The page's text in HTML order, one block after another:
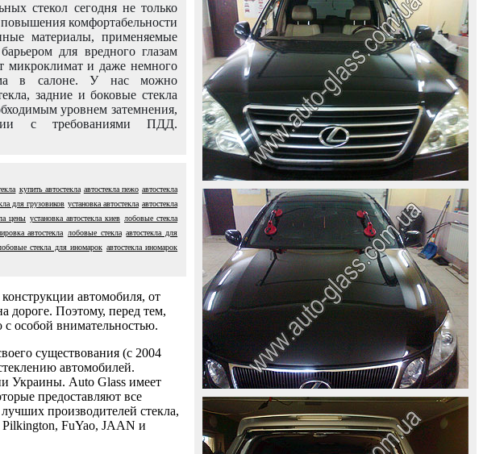
стекол сегодня не только
комфортабельности
материалы, применяемые
для вредного глазам
микроклимат и даже немного
в салоне. У нас можно
задние и боковые стекла
уровнем затемнения,
с требованиями ПДД.
купить автостекла автостекла пежо автостекла
для грузовиков установка автостекла автостекла
цены установка автостекла киев лобовые стекла
автостекла лобовые стекла автостекла для
стекла для иномарок автостекла иномарок
автомобиля, от
дороге. Поэтому, перед тем,
особой внимательностью.
существования (с 2004
автомобилей.
Украины. Auto Glass имеет
предоставляют все
производителей стекла,
Pilkington, FuYao, JAAN и